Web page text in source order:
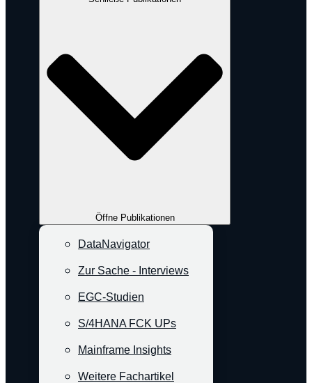
Öffne Publikationen
DataNavigator
Zur Sache - Interviews
EGC-Studien
S/4HANA FCK UPs
Mainframe Insights
Weitere Fachartikel